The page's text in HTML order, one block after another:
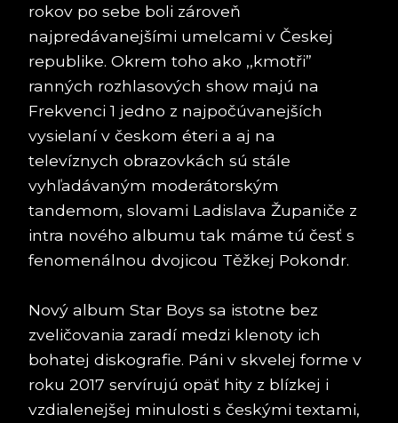
rokov po sebe boli zároveň
najpredávanejšími umelcami v Českej
republike. Okrem toho ako ,,kmotři”
ranných rozhlasových show majú na
Frekvenci 1 jedno z najpočúvanejších
vysielaní v českom éteri a aj na
televíznych obrazovkách sú stále
vyhľadávaným moderátorským
tandemom, slovami Ladislava Županiče z
intra nového albumu tak máme tú česť s
fenomenálnou dvojicou Těžkej Pokondr.
Nový album Star Boys sa istotne bez
zveličovania zaradí medzi klenoty ich
bohatej diskografie. Páni v skvelej forme v
roku 2017 servírujú opäť hity z blízkej i
vzdialenejšej minulosti s českými textami,